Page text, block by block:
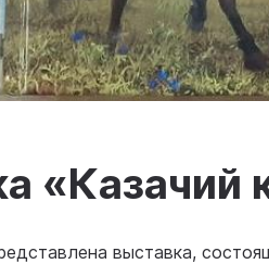
«Казачий
выставка,